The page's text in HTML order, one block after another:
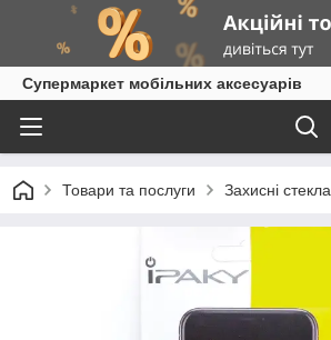
Супермаркет мобільних аксесуарів
Товари та послуги Захисні стекла